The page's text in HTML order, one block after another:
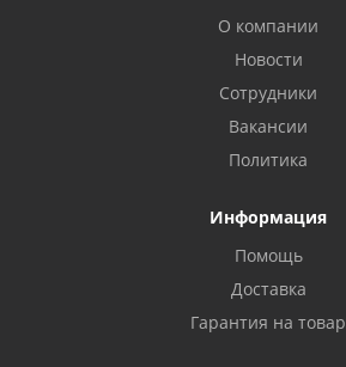
О компании
Новости
Сотрудники
Вакансии
Политика
Информация
Помощь
Доставка
Гарантия на товар